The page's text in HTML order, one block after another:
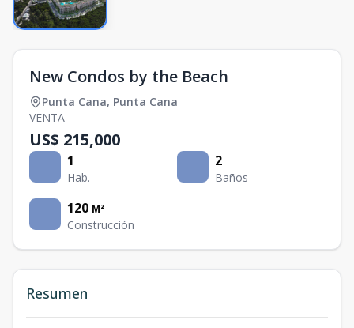
New Condos by the Beach
Punta Cana, Punta Cana
VENTA
US$ 215,000
1
Hab.
2
Baños
120 M²
Construcción
Resumen